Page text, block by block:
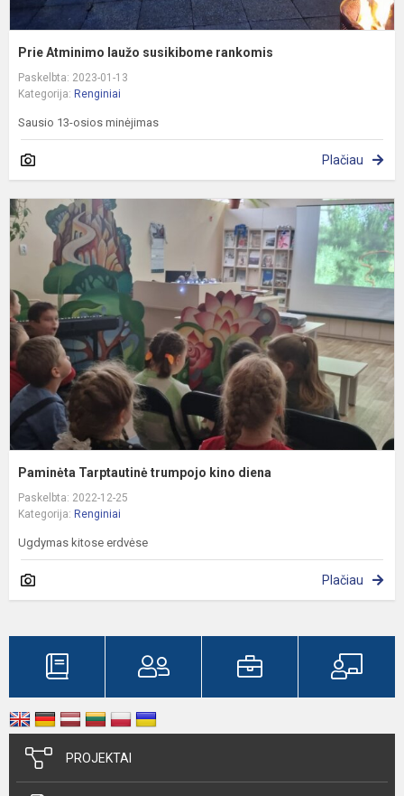
Prie Atminimo laužo susikibome rankomis
Paskelbta: 2023-01-13
Kategorija: Renginiai
Sausio 13-osios minėjimas
Plačiau
Paminėta Tarptautinė trumpojo kino diena
Paskelbta: 2022-12-25
Kategorija: Renginiai
Ugdymas kitose erdvėse
Plačiau
PROJEKTAI